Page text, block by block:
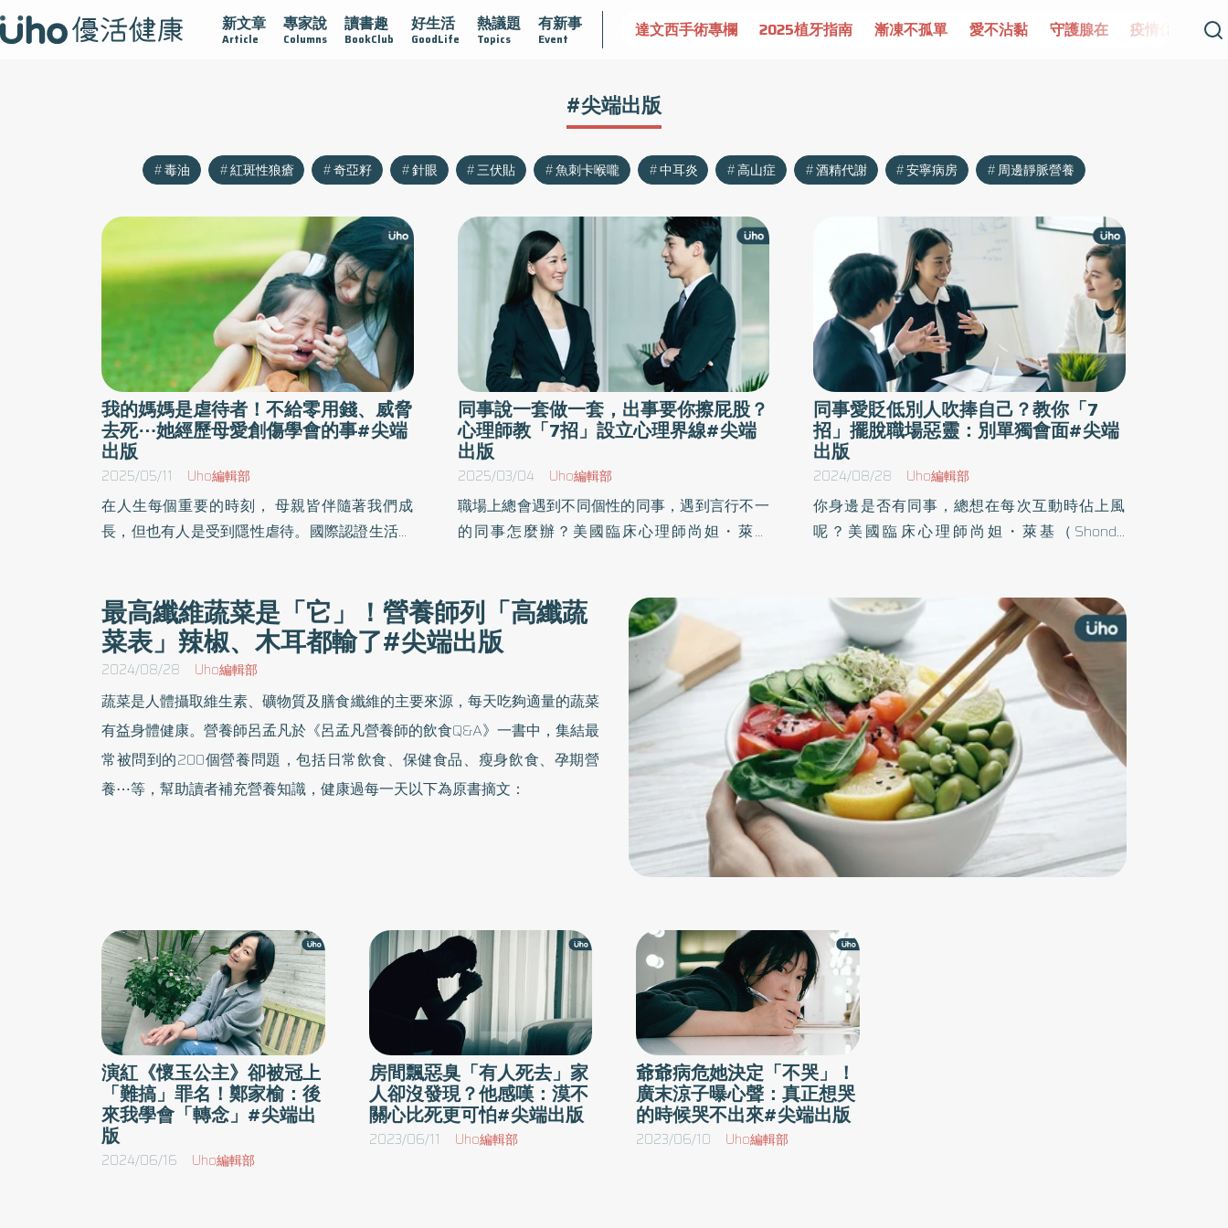
新文章
Article
專家說
Columns
讀書趣
BookClub
好生活
GoodLife
熱議題
Topics
有新事
Event
黏 守護腺在 疫情保衛戰 再生醫學 愛的未來視 認識攝護腺肥大 守護骨骼健康 達文西手術專欄 2025植牙指南 漸凍不孤單 愛不沾黏 守護腺在 疫情保衛戰
#尖端出版
毒油 紅斑性狼瘡 奇亞籽 針眼 三伏貼 魚刺卡喉嚨 中耳炎 高山症 酒精代謝 安寧病房 周邊靜脈營養
我的媽媽是虐待者！不給零用錢、威脅
去死⋯她經歷母愛創傷學會的事#尖端
出版
2025/05/11 Uho編輯部
在人生每個重要的時刻， 母親皆伴隨著我們成
長，但也有人是受到隱性虐待。國際認證生活指
故事，並收錄許多經驗分析，提供自戀型人格相
關研究文獻輔助說明，讓每一個經歷相同傷痛的
人都能得到治癒。以下為原書摘文：
同事說一套做一套，出事要你擦屁股？
心理師教「7招」設立心理界線#尖端
出版
2025/03/04 Uho編輯部
職場上總會遇到不同個性的同事，遇到言行不一
的同事怎麼辦？美國臨床心理師尚妲・萊基
累的難解困境等，並透過模擬對話學習與對方共
處，幫助讀者管理壓力與消化委屈，開創全新的
職場人生。以下為原書摘文：
同事愛貶低別人吹捧自己？教你「7
招」擺脫職場惡靈：別單獨會面#尖端
出版
2024/08/28 Uho編輯部
你身邊是否有同事，總想在每次互動時佔上風
呢？美國臨床心理師尚妲・萊基（Shonda
境等，並透過模擬對話學習與對方共處，幫助讀
者管理壓力與消化委屈，開創全新的職場人生。
以下為原書摘文：
最高纖維蔬菜是「它」！營養師列「高纖蔬
菜表」辣椒、木耳都輸了#尖端出版
2024/08/28 Uho編輯部
蔬菜是人體攝取維生素、礦物質及膳食纖維的主要來源，每天吃夠適量的蔬菜
有益身體健康。營養師呂孟凡於《呂孟凡營養師的飲食Q&A》一書中，集結最
常被問到的200個營養問題，包括日常飲食、保健食品、瘦身飲食、孕期營
養⋯等，幫助讀者補充營養知識，健康過每一天以下為原書摘文：
演紅《懷玉公主》卻被冠上
「難搞」罪名！鄭家榆：後
來我學會「轉念」#尖端出
版
2024/06/16 Uho編輯部
房間飄惡臭「有人死去」家
人卻沒發現？他感嘆：漠不
關心比死更可怕#尖端出版
2023/06/11 Uho編輯部
爺爺病危她決定「不哭」！
廣末涼子曝心聲：真正想哭
的時候哭不出來#尖端出版
2023/06/10 Uho編輯部